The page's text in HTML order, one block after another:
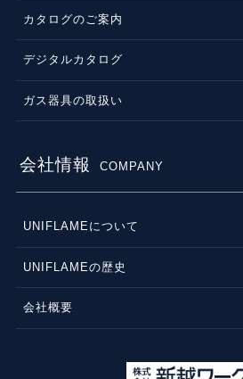
カタログのご案内
デジタルカタログ
ガス器具の取扱い
会社情報 COMPANY
UNIFLAMEについて
UNIFLAMEの歴史
会社概要